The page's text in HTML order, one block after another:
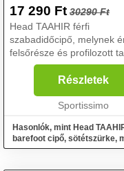
17 290 Ft 30290 Ft
Head TAAHIR férfi
szabadidőcipő, melynek
felsőrésze és profilozott
téged is le fog nyűgözni.
könnyű és rugalmas cipő
középtalppal rendelkezik,
megakadályozza, hogy ...
Részletek
Sportissimo
Hasonlók, mint Head
barefoot cipő, sötétszürke,